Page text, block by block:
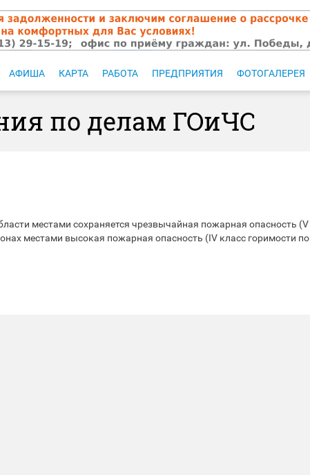
АФИША КАРТА РАБОТА ПРЕДПРИЯТИЯ ФОТОГАЛЕРЕЯ
по делам ГОиЧС
местами сохраняется чрезвычайная пожарная опасность (V
местами высокая пожарная опасность (IV класс горимости по